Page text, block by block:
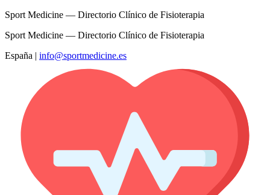
Sport Medicine — Directorio Clínico de Fisioterapia
Sport Medicine — Directorio Clínico de Fisioterapia
España | info@sportmedicine.es